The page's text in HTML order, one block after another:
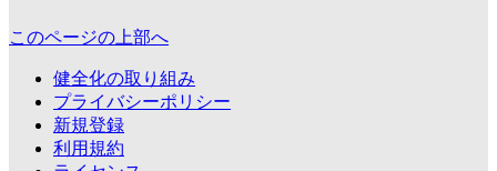
このページの上部へ
健全化の取り組み
プライバシーポリシー
新規登録
利用規約